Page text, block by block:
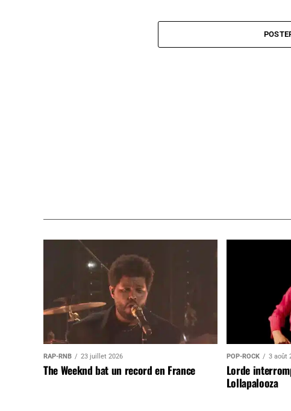
RAP-RNB 23 juillet 2026
The Weeknd bat un record en France
POP-ROCK 3 août
Lorde
Lollapalooza